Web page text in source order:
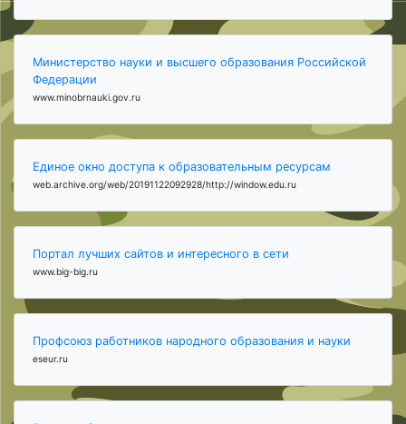
Министерство науки и высшего образования Российской
Федерации
www.minobrnauki.gov.ru
Единое окно доступа к образовательным ресурсам
web.archive.org/web/20191122092928/http://window.edu.ru
Портал лучших сайтов и интересного в сети
www.big-big.ru
Профсоюз работников народного образования и науки
eseur.ru